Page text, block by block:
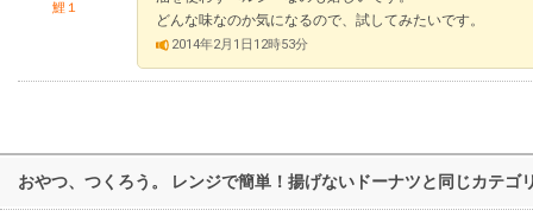
鯉１
どんな味なのか気になるので、試してみたいです。
2014年2月1日12時53分
おやつ、つくろう。 レンジで簡単！揚げないドーナツと同じカテゴ